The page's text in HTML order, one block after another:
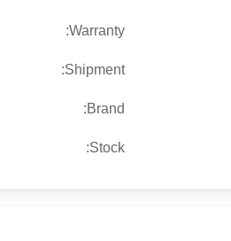
Warranty:
Shipment:
Brand:
Stock: